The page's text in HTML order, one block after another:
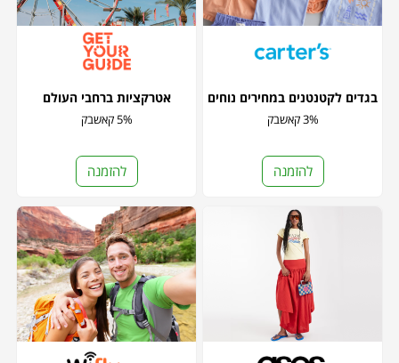
בגדים לקטנטנים במחירים נוחים
3% קאשבק
להזמנה
אטרקציות ברחבי העולם
5% קאשבק
להזמנה